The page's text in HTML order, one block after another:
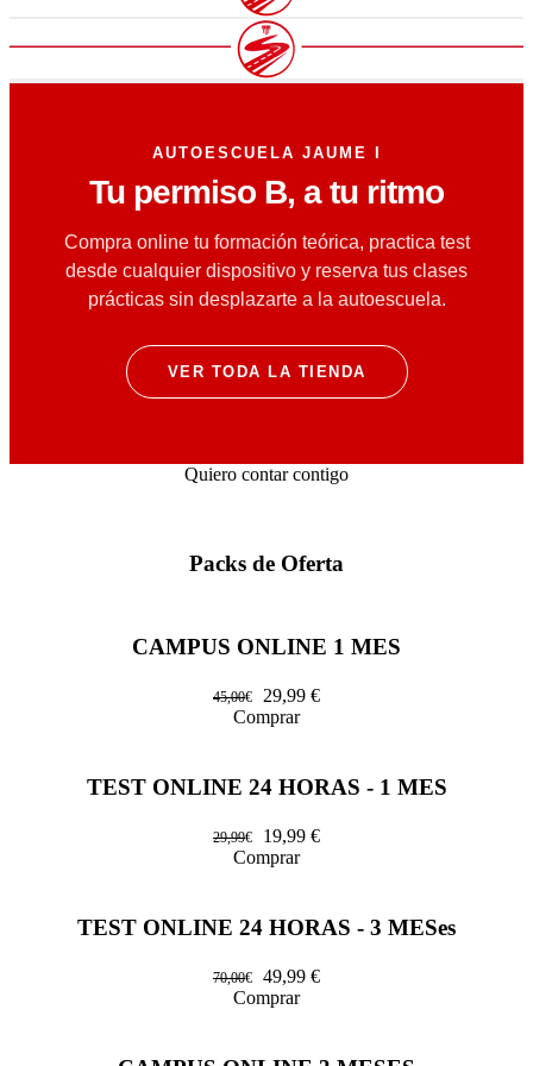
COMPRAR
COMPRAR
COMPRAR
AUTOESCUELA JAUME I
Tu permiso B, a tu ritmo
Compra online tu formación teórica, practica test
desde cualquier dispositivo y reserva tus clases
prácticas sin desplazarte a la autoescuela.
VER TODA LA TIENDA
Quiero contar contigo
Packs de Oferta
CAMPUS ONLINE 1 MES
45,00€ 29,99 €
Comprar
TEST ONLINE 24 HORAS - 1 MES
29,99€ 19,99 €
Comprar
TEST ONLINE 24 HORAS - 3 MESes
70,00€ 49,99 €
Comprar